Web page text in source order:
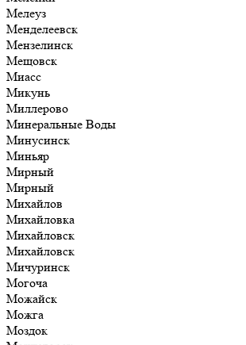
Мелеуз
Менделеевск
Мензелинск
Мещовск
Миасс
Микунь
Миллерово
Минеральные Воды
Минусинск
Миньяр
Мирный
Мирный
Михайлов
Михайловка
Михайловск
Михайловск
Мичуринск
Могоча
Можайск
Можга
Моздок